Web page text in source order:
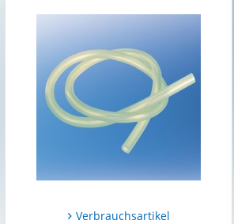
Verbrauchsartikel